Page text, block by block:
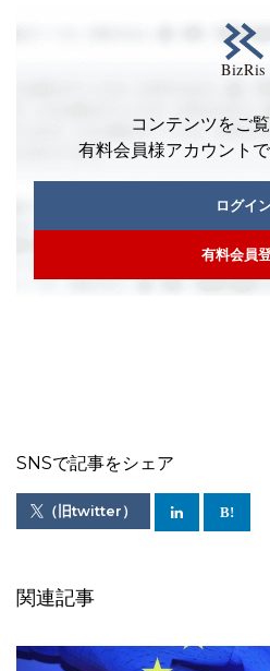
コンテンツをご
有料会員様アカウント
ログイ
有料会員
SNSで記事をシェア
（旧twitter）
関連記事